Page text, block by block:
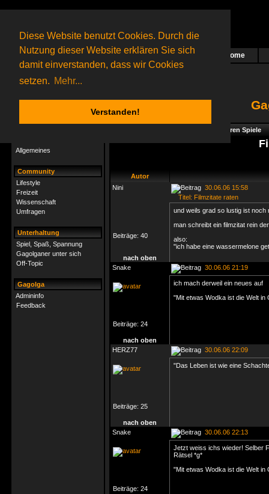
Diese Website benutzt Cookies. Durch die
Nutzung dieser Website erklären Sie sich
damit einverstanden, dass wir Cookies
setzen. Mehr...
Verstanden!
Das nächste Rätsel ist in Arbeit Home
14 Gagolganeronline(0 registrierte und 14 Gäste)
Gagolganer:
9732Rätsel online:
Allgemeines
Community
Lifestyle
Freizeit
Wissenschaft
Umfragen
Unterhaltung
Spiel, Spaß, Spannung
Gagolganer unter sich
Off-Topic
Gagolga
Admininfo
Feedback
Foren Spiele
Autor
Nini
30.06.06 15:58
Titel: Filmzitate raten
Beiträge: 40
und weils grad so lustig ist noch
man schreibt ein filmzitat rein
also:
"ich habe eine wassermelone
nach oben
Snake
30.06.06 21:19
Beiträge: 24
ich mach derweil ein neues auf
"Mit etwas Wodka ist die Welt in
nach oben
HERZ77
30.06.06 22:09
Beiträge: 25
"Das Leben ist wie eine
nach oben
Snake
30.06.06 22:13
Beiträge: 24
Jetzt weiss ichs wieder! Selber
Rätsel *g*
"Mit etwas Wodka ist die Welt in